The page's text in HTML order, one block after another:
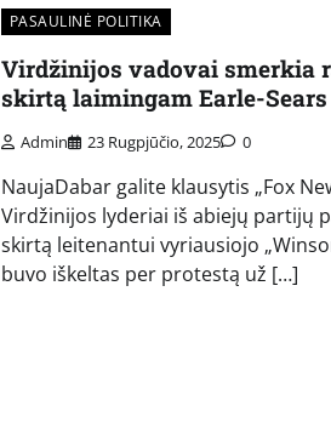
PASAULINĖ POLITIKA
Virdžinijos vadovai smerkia
skirtą laimingam Earle-Sears
Admin 23 Rugpjūčio, 2025 0
NaujaDabar galite klausytis „Fox
Virdžinijos lyderiai iš abiejų partijų
skirtą leitenantui vyriausiojo
buvo iškeltas per protestą už […]